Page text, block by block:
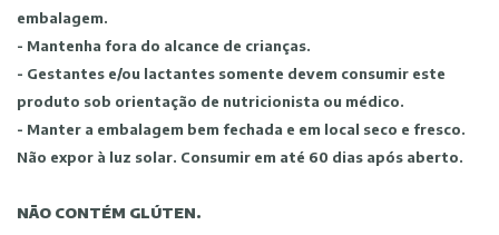
embalagem.
- Mantenha fora do alcance de crianças.
- Gestantes e/ou lactantes somente devem consumir este
produto sob orientação de nutricionista ou médico.
- Manter a embalagem bem fechada e em local seco e fresco.
Não expor à luz solar. Consumir em até 60 dias após aberto.
NÃO CONTÉM GLÚTEN.